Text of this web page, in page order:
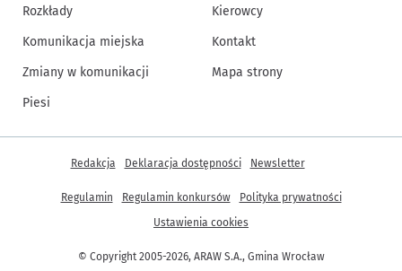
Rozkłady
Komunikacja miejska
Zmiany w komunikacji
Piesi
Kierowcy
Kontakt
Mapa strony
© Copyright 2005-2026, ARAW S.A., Gmina Wrocław
Inne informacje
Redakcja Deklaracja dostępności Newsletter
Regulamin Regulamin konkursów
Polityka prywatności
Ustawienia cookies